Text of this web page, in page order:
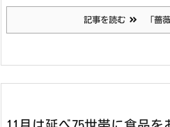
記事を読む 「薔